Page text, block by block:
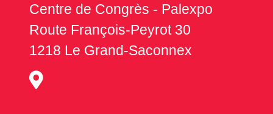
Centre de Congrès - Palexpo
Route François-Peyrot 30
1218 Le Grand-Saconnex